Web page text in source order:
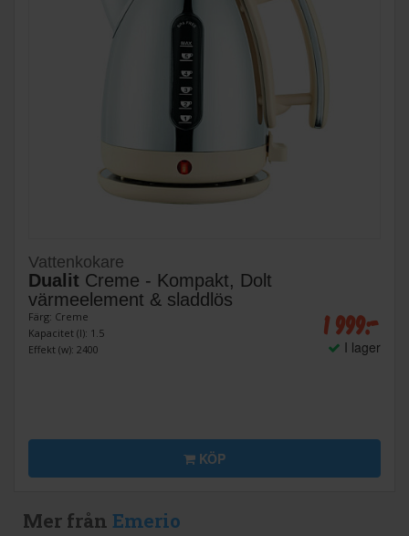
Vattenkokare
Dualit Creme - Kompakt, Dolt
värmeelement & sladdlös
Färg: Creme
Kapacitet (l): 1.5
Effekt (w): 2400
1 999:-
I lager
KÖP
Mer från Emerio